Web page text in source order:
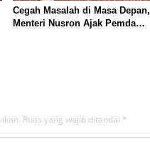
Cegah Masalah di Masa Depan,
Menteri Nusron Ajak Pemda
Ruas yang wajib ditandai *